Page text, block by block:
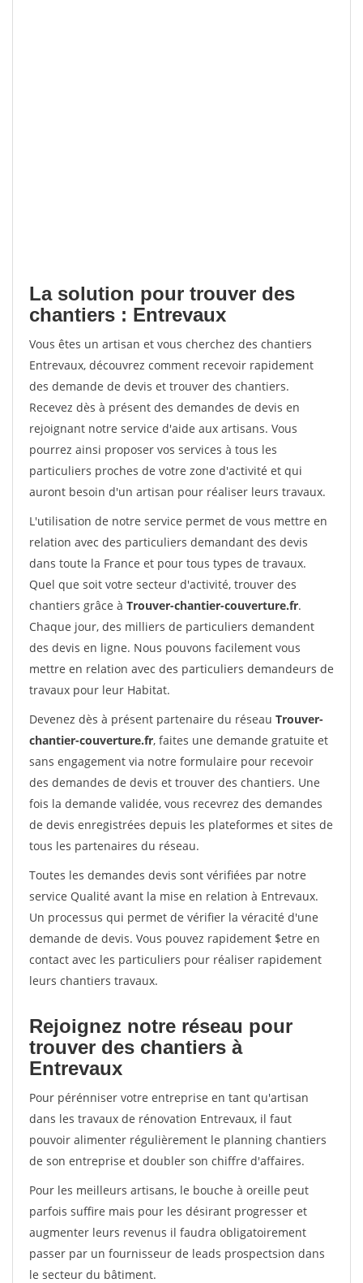
La solution pour trouver des
chantiers : Entrevaux
Vous êtes un artisan et vous cherchez des chantiers
Entrevaux, découvrez comment recevoir rapidement
des demande de devis et trouver des chantiers.
Recevez dès à présent des demandes de devis en
rejoignant notre service d'aide aux artisans. Vous
pourrez ainsi proposer vos services à tous les
particuliers proches de votre zone d'activité et qui
auront besoin d'un artisan pour réaliser leurs travaux.
L'utilisation de notre service permet de vous mettre en
relation avec des particuliers demandant des devis
dans toute la France et pour tous types de travaux.
Quel que soit votre secteur d'activité, trouver des
chantiers grâce à Trouver-chantier-couverture.fr.
Chaque jour, des milliers de particuliers demandent
des devis en ligne. Nous pouvons facilement vous
mettre en relation avec des particuliers demandeurs de
travaux pour leur Habitat.
Devenez dès à présent partenaire du réseau Trouver-
chantier-couverture.fr, faites une demande gratuite et
sans engagement via notre formulaire pour recevoir
des demandes de devis et trouver des chantiers. Une
fois la demande validée, vous recevrez des demandes
de devis enregistrées depuis les plateformes et sites de
tous les partenaires du réseau.
Toutes les demandes devis sont vérifiées par notre
service Qualité avant la mise en relation à Entrevaux.
Un processus qui permet de vérifier la véracité d'une
demande de devis. Vous pouvez rapidement $etre en
contact avec les particuliers pour réaliser rapidement
leurs chantiers travaux.
Rejoignez notre réseau pour
trouver des chantiers à
Entrevaux
Pour pérénniser votre entreprise en tant qu'artisan
dans les travaux de rénovation Entrevaux, il faut
pouvoir alimenter régulièrement le planning chantiers
de son entreprise et doubler son chiffre d'affaires.
Pour les meilleurs artisans, le bouche à oreille peut
parfois suffire mais pour les désirant progresser et
augmenter leurs revenus il faudra obligatoirement
passer par un fournisseur de leads prospectsion dans
le secteur du bâtiment.